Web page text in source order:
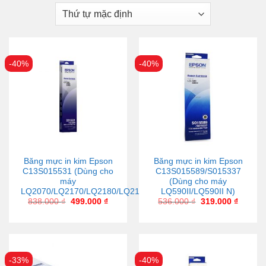
-40%
Băng mực in kim Epson
C13S015531 (Dùng cho
máy
LQ2070/LQ2170/LQ2180/LQ2190)
838.000₫ 499.000 ₫
-40%
Băng mực in kim Epson
C13S015589/S015337
(Dùng cho máy
LQ590II/LQ590II N)
536.000₫ 319.000 ₫
-33% -40%